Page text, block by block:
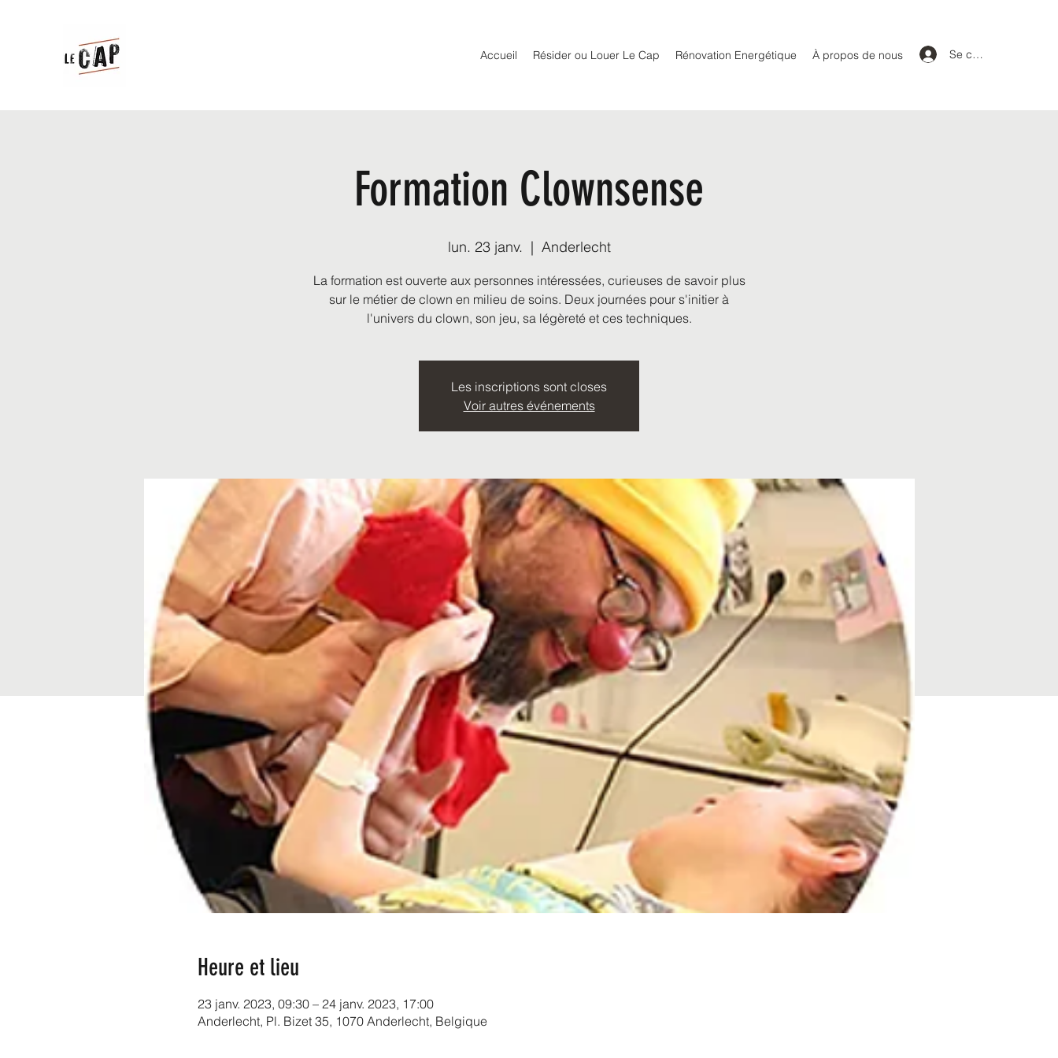
Se connecter
Accueil Résider ou Louer Le Cap Rénovation Energétique À propos de nous
Formation Clownsense
lun. 23 janv.
  |
Anderlecht
La formation est ouverte aux personnes intéressées, curieuses de savoir plus
sur le métier de clown en milieu de soins. Deux journées pour s'initier à
l'univers du clown, son jeu, sa légèreté et ces techniques.
Les inscriptions sont closes
Voir autres événements
Heure et lieu
23 janv. 2023, 09:30 – 24 janv. 2023, 17:00
Anderlecht, Pl. Bizet 35, 1070 Anderlecht, Belgique